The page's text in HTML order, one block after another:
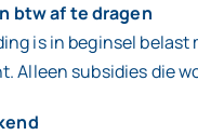
btw af te dragen
is in beginsel
Alleen subsidies die